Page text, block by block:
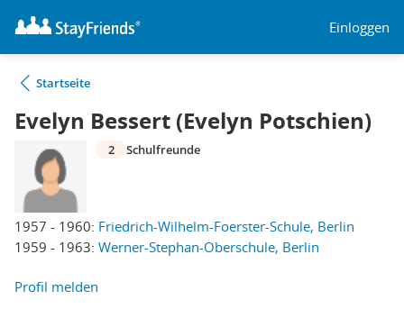
Einloggen
Startseite
Evelyn Bessert (Evelyn Potschien)
1957 - 1960: Friedrich-Wilhelm-Foerster-Schule, Berlin
1959 - 1963: Werner-Stephan-Oberschule, Berlin
2 Schulfreunde
Profil melden